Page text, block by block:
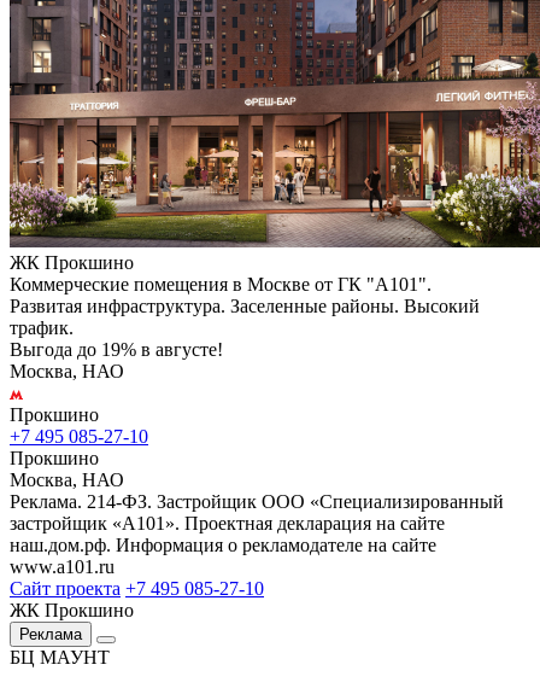
ЖК Прокшино
Коммерческие помещения в Москве от ГК "А101".
Развитая инфраструктура. Заселенные районы. Высокий
трафик.
Выгода до 19% в августе!
Москва, НАО
Прокшино
+7 495 085-27-10
Прокшино
Москва, НАО
Реклама. 214-ФЗ. Застройщик ООО «Специализированный
застройщик «А101». Проектная декларация на сайте
наш.дом.рф. Информация о рекламодателе на сайте
www.a101.ru
Сайт проекта +7 495 085-27-10
ЖК Прокшино
Реклама
БЦ МАУНТ